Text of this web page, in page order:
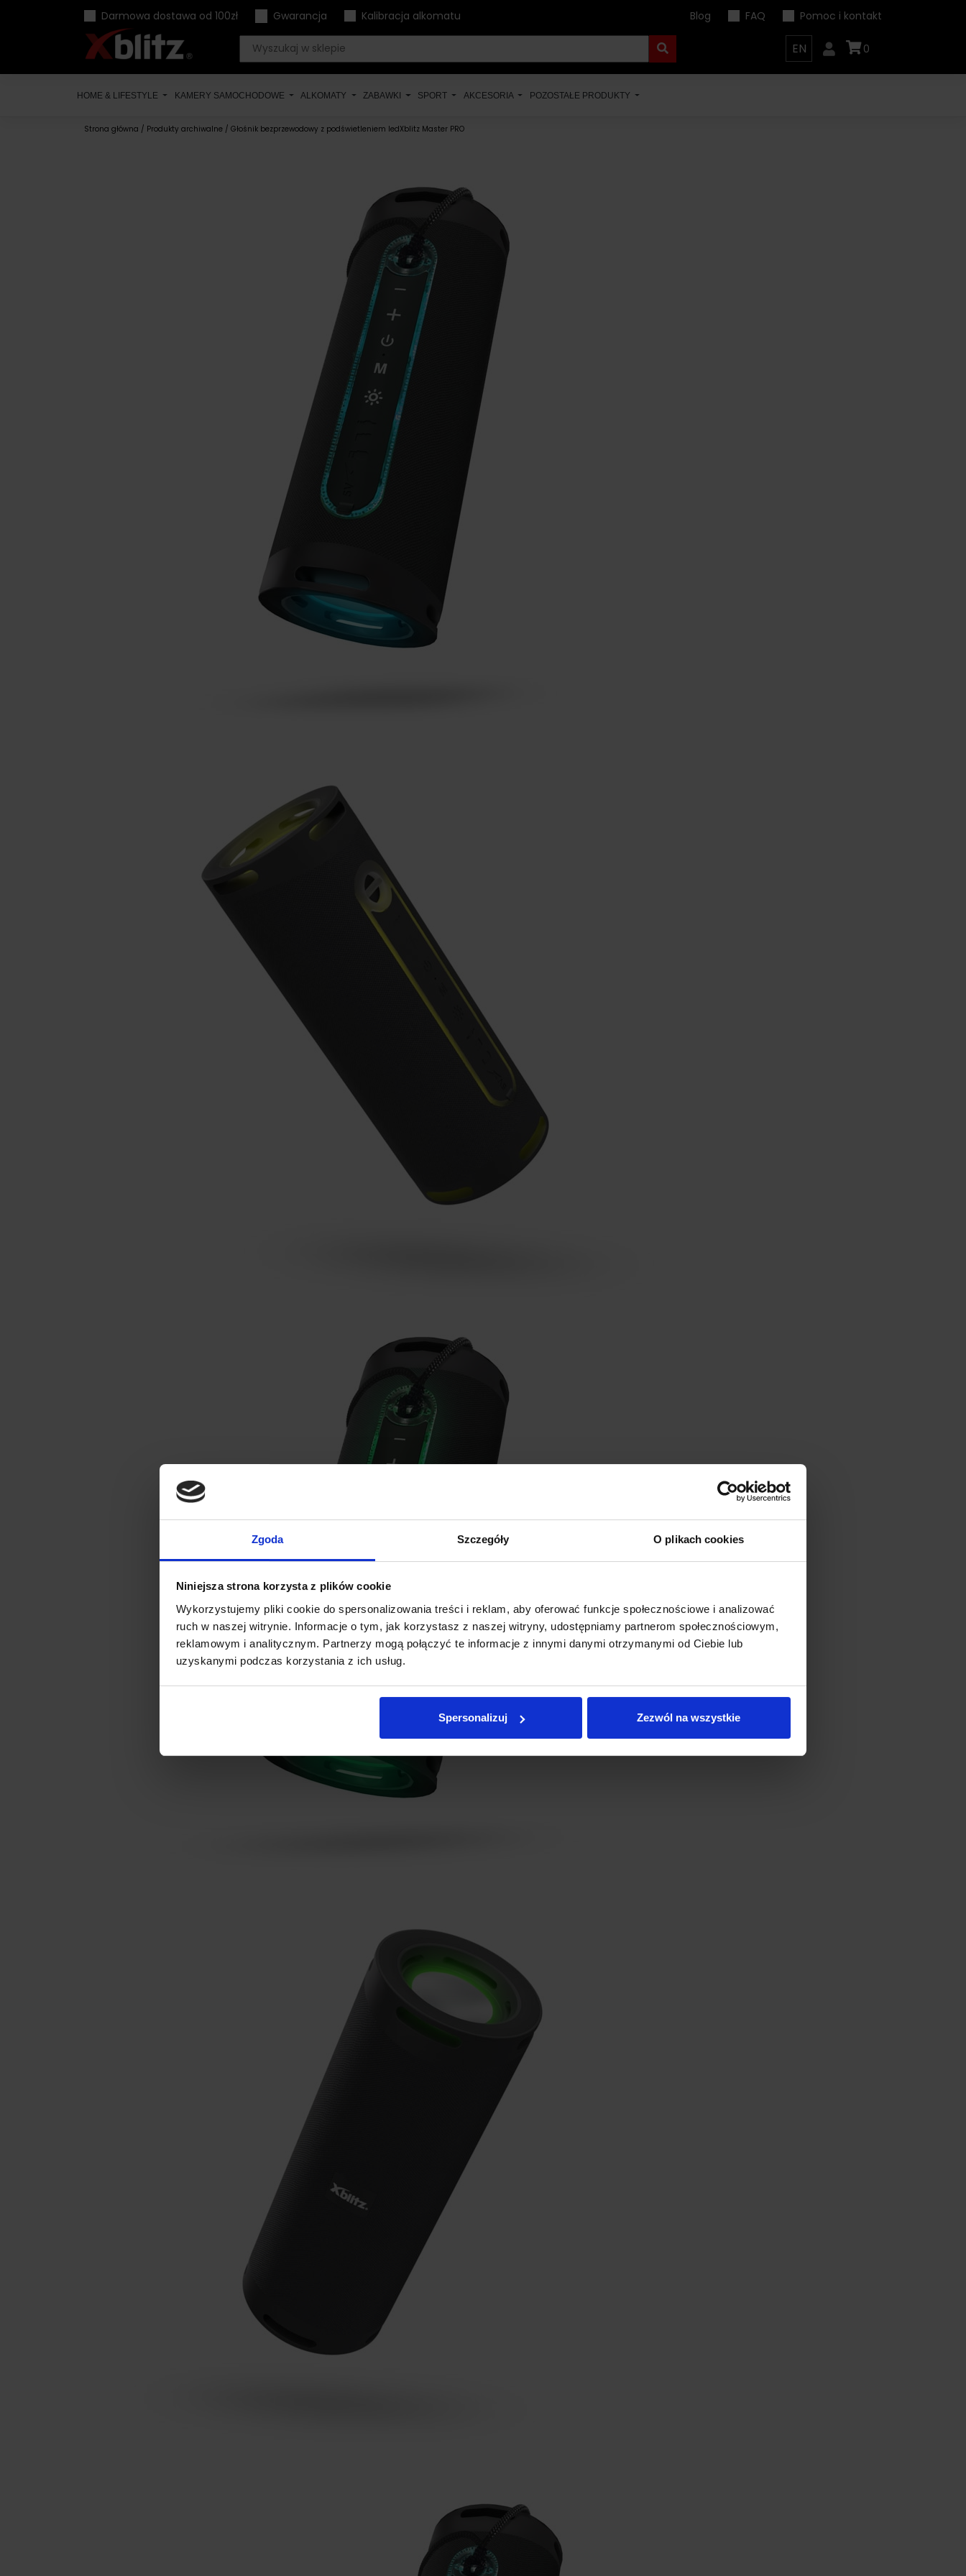
Zgoda Szczegóły O plikach cookies
Niniejsza strona korzysta z plików cookie
Wykorzystujemy pliki cookie do spersonalizowania treści i reklam, aby oferować funkcje społecznościowe i analizować
ruch w naszej witrynie. Informacje o tym, jak korzystasz z naszej witryny, udostępniamy partnerom społecznościowym,
reklamowym i analitycznym. Partnerzy mogą połączyć te informacje z innymi danymi otrzymanymi od Ciebie lub
uzyskanymi podczas korzystania z ich usług.
Spersonalizuj Zezwól na wszystkie
Darmowa dostawa od 100zł Gwarancja Kalibracja alkomatu Blog FAQ Pomoc i kontakt
EN 0
HOME & LIFESTYLE KAMERY SAMOCHODOWE ALKOMATY ZABAWKI SPORT AKCESORIA POZOSTAŁE PRODUKTY
Strona główna / Produkty archiwalne / Głośnik bezprzewodowy z podświetleniem ledXblitz Master PRO